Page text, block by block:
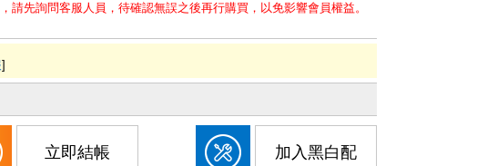
先詢問客服人員，待確認無誤之後再行購買，以免影響會員權益。
]
立即結帳 加入黑白配